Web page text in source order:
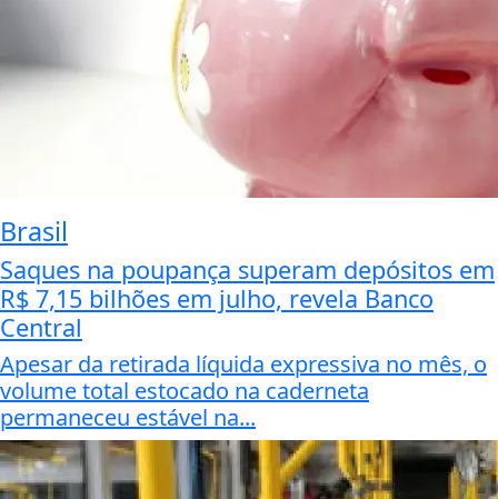
Brasil
Saques na poupança superam depósitos em
R$ 7,15 bilhões em julho, revela Banco
Central
Apesar da retirada líquida expressiva no mês, o
volume total estocado na caderneta
permaneceu estável na...